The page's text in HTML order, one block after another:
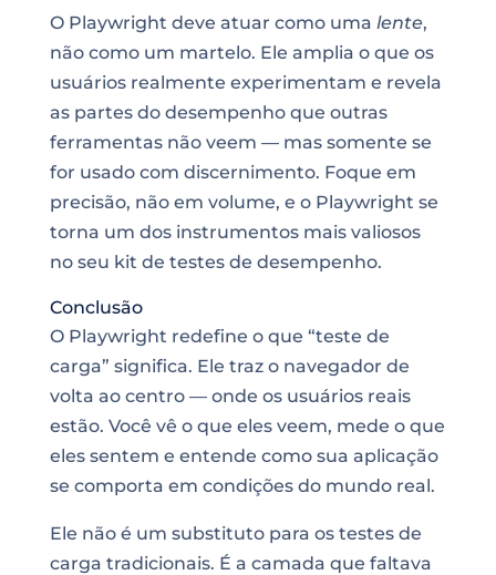
O Playwright deve atuar como uma lente,
não como um martelo. Ele amplia o que os
usuários realmente experimentam e revela
as partes do desempenho que outras
ferramentas não veem — mas somente se
for usado com discernimento. Foque em
precisão, não em volume, e o Playwright se
torna um dos instrumentos mais valiosos
no seu kit de testes de desempenho.
Conclusão
O Playwright redefine o que “teste de
carga” significa. Ele traz o navegador de
volta ao centro — onde os usuários reais
estão. Você vê o que eles veem, mede o que
eles sentem e entende como sua aplicação
se comporta em condições do mundo real.
Ele não é um substituto para os testes de
carga tradicionais. É a camada que faltava